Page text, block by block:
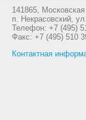
141865,
п. Некрасовский,
Телефон: +7 (495)
Факс: +7 (495) 510
Контактная